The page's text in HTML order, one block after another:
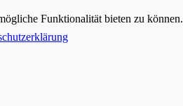
Funktionalität bieten zu können.